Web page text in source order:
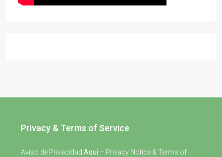
Privacy & Terms of Service
Aviso de Privacidad Aqui – Privacy Notice & Terms of